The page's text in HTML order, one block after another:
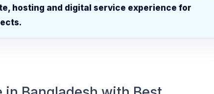
hosting and digital service experience for